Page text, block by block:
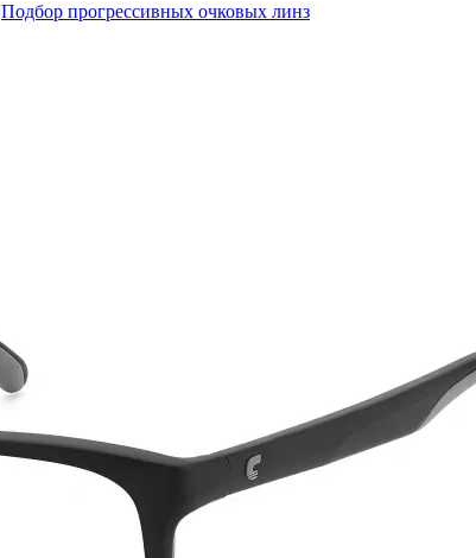
Подбор прогрессивных очковых линз